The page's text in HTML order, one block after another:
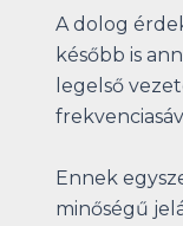
A dolog
később is
legelső
Ennek
minőségű